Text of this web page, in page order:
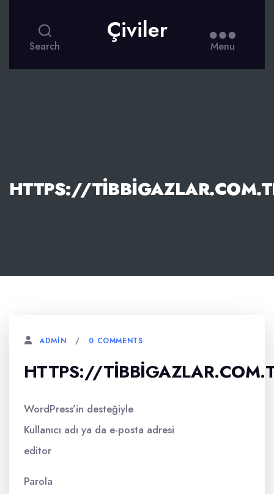
Search
Çiviler
Menu
HTTPS://
ADMIN 0 COMMENTS
HTTPS://
WordPress’in desteğiyle
Kullanıcı adı ya da e-posta adresi
editor
Parola